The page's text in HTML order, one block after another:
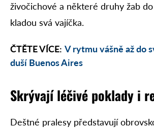
živočichové a některé druhy žab
kladou svá vajíčka.
ČTĚTE VÍCE: V rytmu vášně až do
duší Buenos Aires
Skrývají léčivé poklady i
Deštné pralesy představují